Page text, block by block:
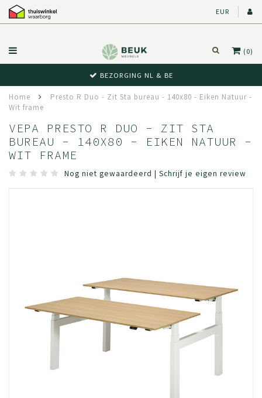
EUR
(0)
Home
Presto R Duo - Zit Sta bureau - 140x80 - Eiken Natuur -
Wit frame
VEPA PRESTO R DUO - ZIT STA
BUREAU - 140X80 - EIKEN NATUUR -
WIT FRAME
Nog niet gewaardeerd | Schrijf je eigen review